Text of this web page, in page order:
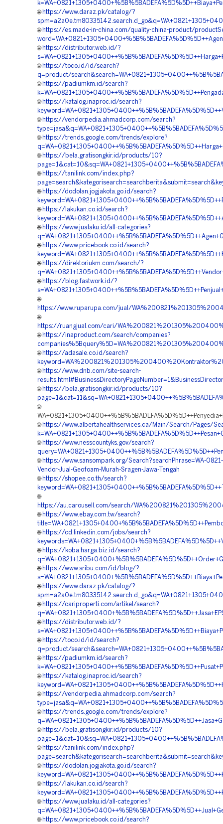
🌐 https://www.daraz.pk/catalog/?
🌐 https://es.made-in-china.com/quality-china-product/
🌐 https://distributor.web.id/?
🌐 https://toco.id/id/search?
q=product/
🌐 https://padiumkm.id/search?
🌐 https://katalog.inaproc.id/search?
🌐 https://vendorpedia.ahmadcorp.com/search?
🌐 https://trends.google.com/trends/explore?
🌐 https://bela.gratisongkir.id/products/10?
🌐 https://tanilink.com/index.php?
🌐 https://dodolan.jogjakota.go.id/search?
🌐 https://lakukan.co.id/search?
🌐 https://www.jualaku.id/all-categories?
🌐 https://www.pricebook.co.id/search?
🌐 https://direktoriukm.com/search/?
🌐 https://blog.fastwork.id/?
🌐
https://www.ruparupa.com/jual/
🌐
https://ruangjual.com/cari/
🌐 https://inaproduct.com/search/companies?
🌐 https://adasale.co.id/search?
🌐 https://www.dnb.com/site-search-
🌐 https://bela.gratisongkir.id/products/10?
🌐
🌐 https://www.albertahealthservices.ca/Main/Search/Pages/
🌐 https://www.nesscountyks.gov/search?
🌐 https://www.sansompark.org/Search?searchPhrase=WA-
Vendor-Jual-Geofoam-Murah-Sragen-Jawa-Tengah
🌐 https://shopee.co.th/search?
🌐
https://au.carousell.com/search/
🌐 https://www.ebay.com.tw/search?
🌐 https://cd.linkedin.com/jobs/search?
🌐 https://koba.harga.biz.id/search?
🌐 https://www.sribu.com/id/blog/?
🌐 https://www.daraz.pk/catalog/?
🌐 https://cariproperti.com/artikel/search?
🌐 https://distributor.web.id/?
🌐 https://toco.id/id/search?
q=product/
🌐 https://padiumkm.id/search?
🌐 https://katalog.inaproc.id/search?
🌐 https://vendorpedia.ahmadcorp.com/search?
🌐 https://trends.google.com/trends/explore?
🌐 https://bela.gratisongkir.id/products/10?
🌐 https://tanilink.com/index.php?
🌐 https://dodolan.jogjakota.go.id/search?
🌐 https://lakukan.co.id/search?
🌐 https://www.jualaku.id/all-categories?
🌐 https://www.pricebook.co.id/search?